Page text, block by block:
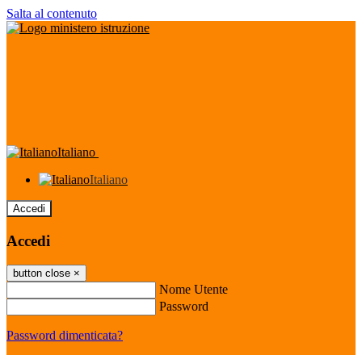
Salta al contenuto
Italiano
Italiano
Accedi
Accedi
button close ×
Nome Utente
Password
Password dimenticata?